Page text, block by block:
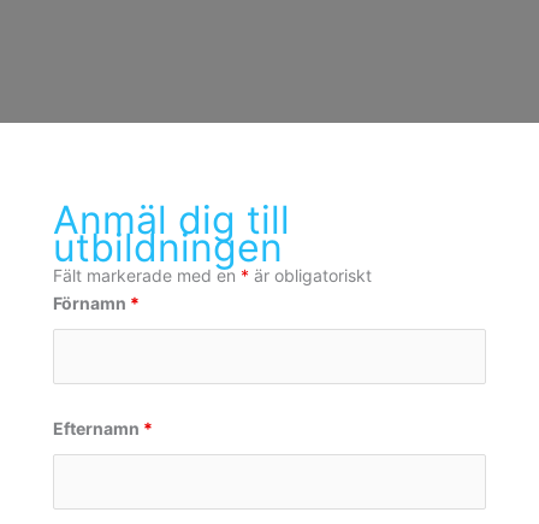
Anmäl dig till
utbildningen
Fält markerade med en * är obligatoriskt
Förnamn *
Efternamn *